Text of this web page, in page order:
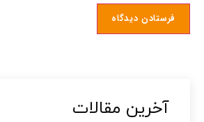
آخرین مقالات​